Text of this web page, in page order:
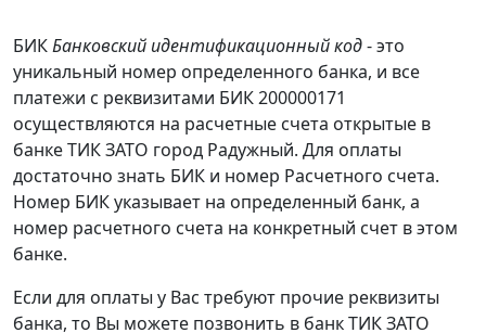
БИКБанковский идентификационный код- это
уникальный номер определенного банка, и все
платежи с реквизитами БИК 200000171
осуществляются на расчетные счета открытые в
банке ТИК ЗАТО город Радужный. Для оплаты
достаточно знать БИК и номер Расчетного счета.
Номер БИК указывает на определенный банк, а
номер расчетного счета на конкретный счет в этом
банке.
Если для оплаты у Вас требуют прочие реквизиты
банка, то Вы можете позвонить в банк ТИК ЗАТО